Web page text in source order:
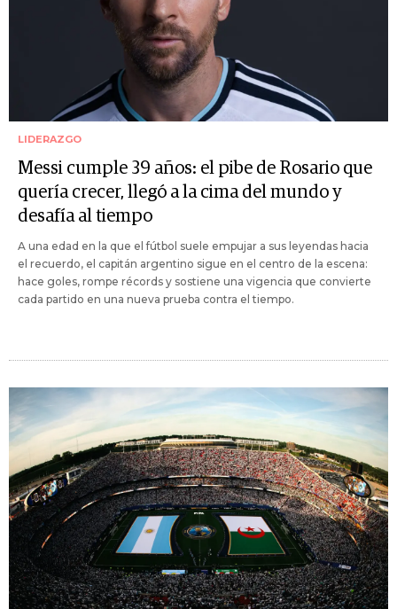
LIDERAZGO
Messi cumple 39 años: el pibe de Rosario que
quería crecer, llegó a la cima del mundo y
desafía al tiempo
A una edad en la que el fútbol suele empujar a sus leyendas hacia
el recuerdo, el capitán argentino sigue en el centro de la escena:
hace goles, rompe récords y sostiene una vigencia que convierte
cada partido en una nueva prueba contra el tiempo.